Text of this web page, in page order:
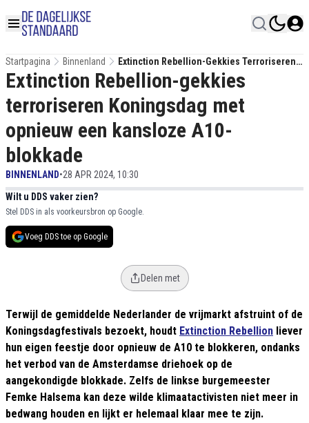
Startpagina Binnenland
Extinction Rebellion-Gekkies Terroriseren
Koningsdag Met Opnieuw Een Kansloze
A10-Blokkade
Extinction Rebellion-gekkies
terroriseren Koningsdag met
opnieuw een kansloze A10-
blokkade
BINNENLAND•28 APR 2024, 10:30
Wilt u DDS vaker zien?
Stel DDS in als voorkeursbron op Google.
Voeg DDS toe op Google
Delen met
Terwijl de gemiddelde Nederlander de vrijmarkt afstruint of de
Koningsdagfestivals bezoekt, houdt Extinction Rebellion liever
hun eigen feestje door opnieuw de A10 te blokkeren, ondanks
het verbod van de Amsterdamse driehoek op de
aangekondigde blokkade. Zelfs de linkse burgemeester
Femke Halsema kan deze wilde klimaatactivisten niet meer in
bedwang houden en lijkt er helemaal klaar mee te zijn.